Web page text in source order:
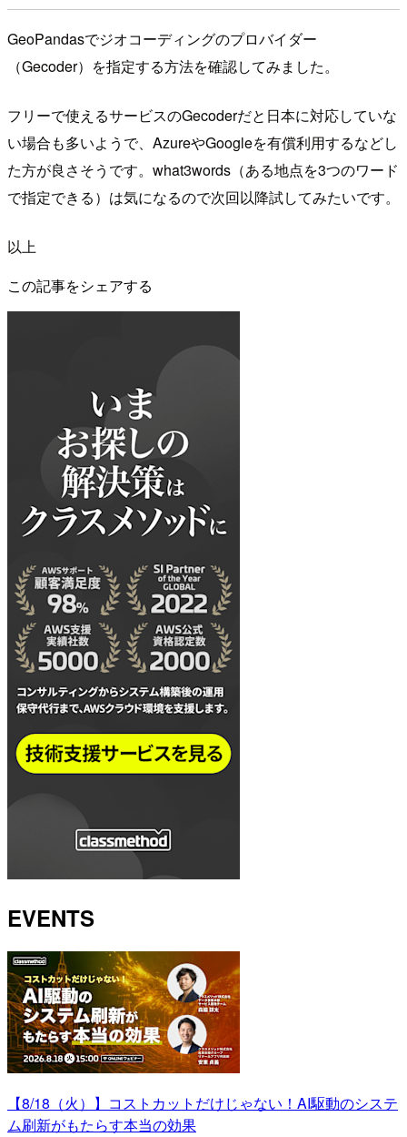
GeoPandasでジオコーディングのプロバイダー
（Gecoder）を指定する方法を確認してみました。
フリーで使えるサービスのGecoderだと日本に対応していな
い場合も多いようで、AzureやGoogleを有償利用するなどし
た方が良さそうです。what3words（ある地点を3つのワード
で指定できる）は気になるので次回以降試してみたいです。
以上
この記事をシェアする
EVENTS
【8/18（火）】コストカットだけじゃない！AI駆動のシステ
ム刷新がもたらす本当の効果